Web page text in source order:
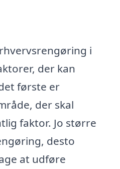
i
der kan
første er
der skal
faktor. Jo større
desto
at udføre